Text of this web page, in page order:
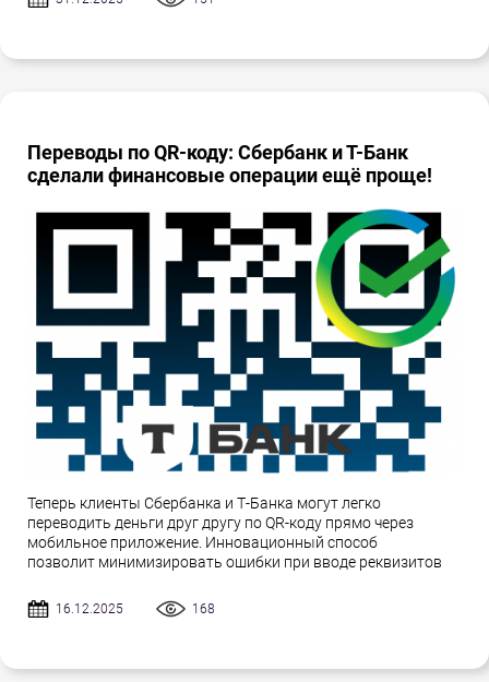
Переводы по QR-коду: Сбербанк и Т-Банк
сделали финансовые операции ещё проще!
Теперь клиенты Сбербанка и Т-Банка могут легко
переводить деньги друг другу по QR-коду прямо через
мобильное приложение. Инновационный способ
позволит минимизировать ошибки при вводе реквизитов
16.12.2025 168